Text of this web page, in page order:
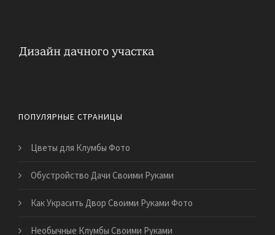
ПОПУЛЯРНЫЕ СТРАНИЦЫ
Цветы для Клумбы Фото
Обустройство Дачи Своими Руками
Как Украсить Двор Своими Руками Фото
Необычные Клумбы Своими Руками